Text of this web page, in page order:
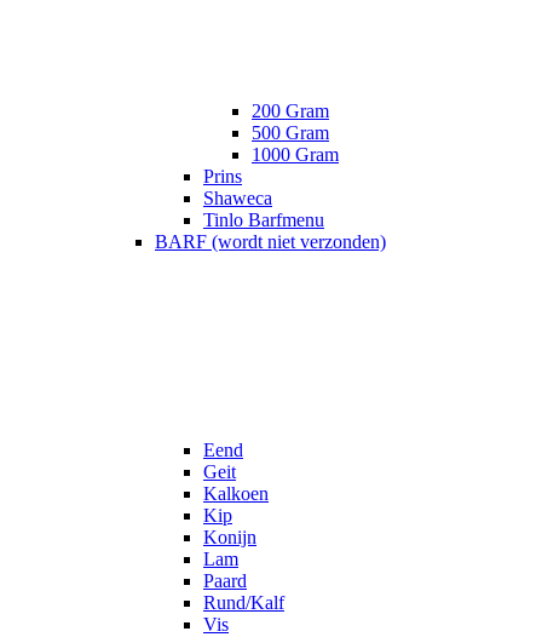
200 Gram
500 Gram
1000 Gram
Prins
Shaweca
Tinlo Barfmenu
BARF (wordt niet verzonden)
Eend
Geit
Kalkoen
Kip
Konijn
Lam
Paard
Rund/Kalf
Vis